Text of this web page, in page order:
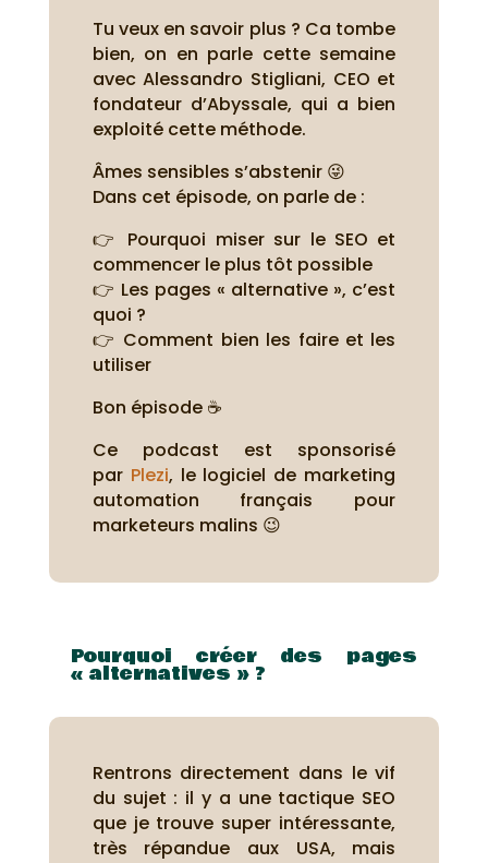
Tu veux en savoir plus ? Ca tombe
bien, on en parle cette semaine
avec Alessandro Stigliani, CEO et
fondateur d’Abyssale, qui a bien
exploité cette méthode.
Âmes sensibles s’abstenir 😜
Dans cet épisode, on parle de :
👉 Pourquoi miser sur le SEO et
commencer le plus tôt possible
👉 Les pages « alternative », c’est
quoi ?
👉 Comment bien les faire et les
utiliser
Bon épisode ☕
Ce podcast est sponsorisé
par Plezi, le logiciel de marketing
automation français pour
marketeurs malins 😉
Pourquoi créer des pages
« alternatives » ?
Rentrons directement dans le vif
du sujet : il y a une tactique SEO
que je trouve super intéressante,
très répandue aux USA, mais